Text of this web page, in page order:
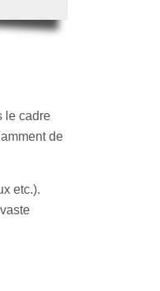
le cadre
de
etc.).